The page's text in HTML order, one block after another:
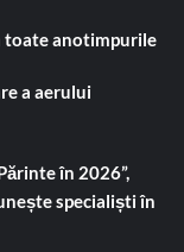
toate anotimpurile
a aerului
în 2026”,
specialiști în